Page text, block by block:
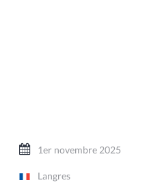
1er novembre 2025
Langres